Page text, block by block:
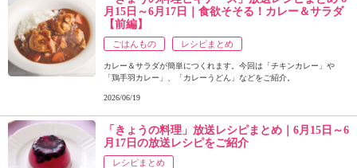
月15日～6月17日｜食欲そそる！カレー＆サラダ
【前編】
ごはんもの レシピまとめ
カレー＆サラダが簡単につくれます。今回は「チキンカレー」や
「鶏手羽カレー」、「カレーうどん」などをご紹介。
2026/06/19
「きょうの料理」放送レシピまとめ｜6月15日～6
月17日の放送レシピをご紹介
レシピまとめ